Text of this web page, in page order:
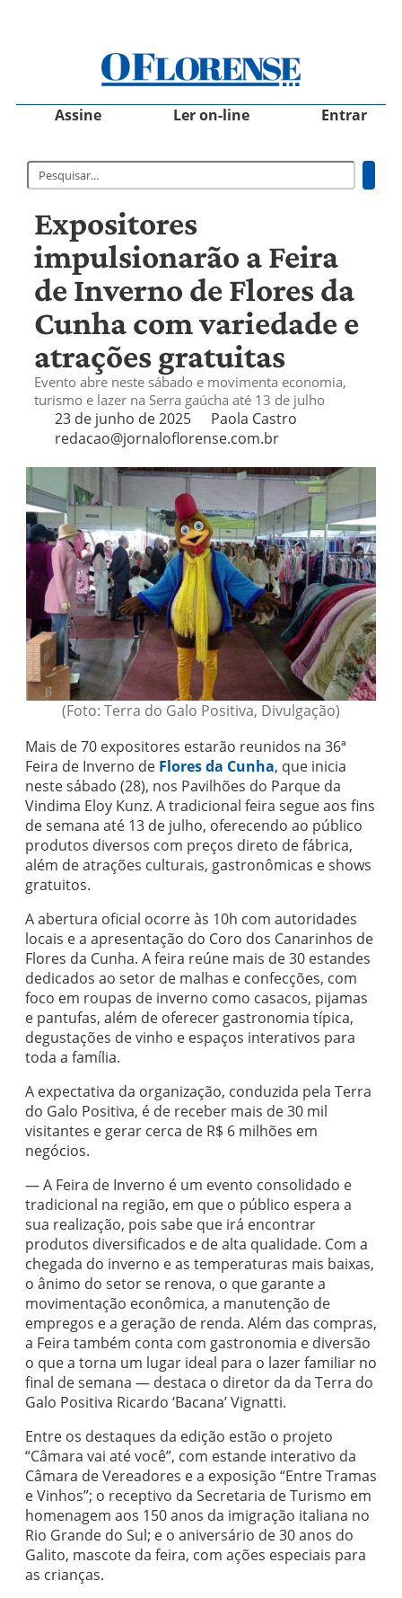
Assine Ler on-line Entrar
Expositores
impulsionarão a Feira
de Inverno de Flores da
Cunha com variedade e
atrações gratuitas
Evento abre neste sábado e movimenta economia,
turismo e lazer na Serra gaúcha até 13 de julho
23 de junho de 2025
Paola Castro
redacao@jornaloflorense.com.br
(Foto: Terra do Galo Positiva, Divulgação)
Mais de 70 expositores estarão reunidos na 36ª
Feira de Inverno de Flores da Cunha, que inicia
neste sábado (28), nos Pavilhões do Parque da
Vindima Eloy Kunz. A tradicional feira segue aos fins
de semana até 13 de julho, oferecendo ao público
produtos diversos com preços direto de fábrica,
além de atrações culturais, gastronômicas e shows
gratuitos.
A abertura oficial ocorre às 10h com autoridades
locais e a apresentação do Coro dos Canarinhos de
Flores da Cunha. A feira reúne mais de 30 estandes
dedicados ao setor de malhas e confecções, com
foco em roupas de inverno como casacos, pijamas
e pantufas, além de oferecer gastronomia típica,
degustações de vinho e espaços interativos para
toda a família.
A expectativa da organização, conduzida pela Terra
do Galo Positiva, é de receber mais de 30 mil
visitantes e gerar cerca de R$ 6 milhões em
negócios.
— A Feira de Inverno é um evento consolidado e
tradicional na região, em que o público espera a
sua realização, pois sabe que irá encontrar
produtos diversificados e de alta qualidade. Com a
chegada do inverno e as temperaturas mais baixas,
o ânimo do setor se renova, o que garante a
movimentação econômica, a manutenção de
empregos e a geração de renda. Além das compras,
a Feira também conta com gastronomia e diversão
o que a torna um lugar ideal para o lazer familiar no
final de semana — destaca o diretor da da Terra do
Galo Positiva Ricardo ‘Bacana’ Vignatti.
Entre os destaques da edição estão o projeto
“Câmara vai até você”, com estande interativo da
Câmara de Vereadores e a exposição “Entre Tramas
e Vinhos”; o receptivo da Secretaria de Turismo em
homenagem aos 150 anos da imigração italiana no
Rio Grande do Sul; e o aniversário de 30 anos do
Galito, mascote da feira, com ações especiais para
as crianças.